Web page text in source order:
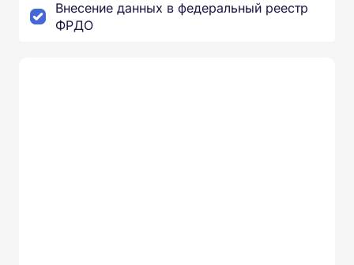
Внесение данных в федеральный реестр
ФРДО